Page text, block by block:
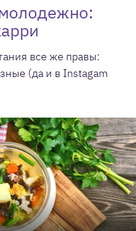
все же правы:
(да и в Instagam